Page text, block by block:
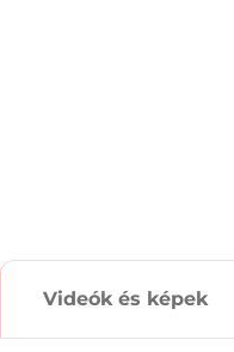
Videók és képek